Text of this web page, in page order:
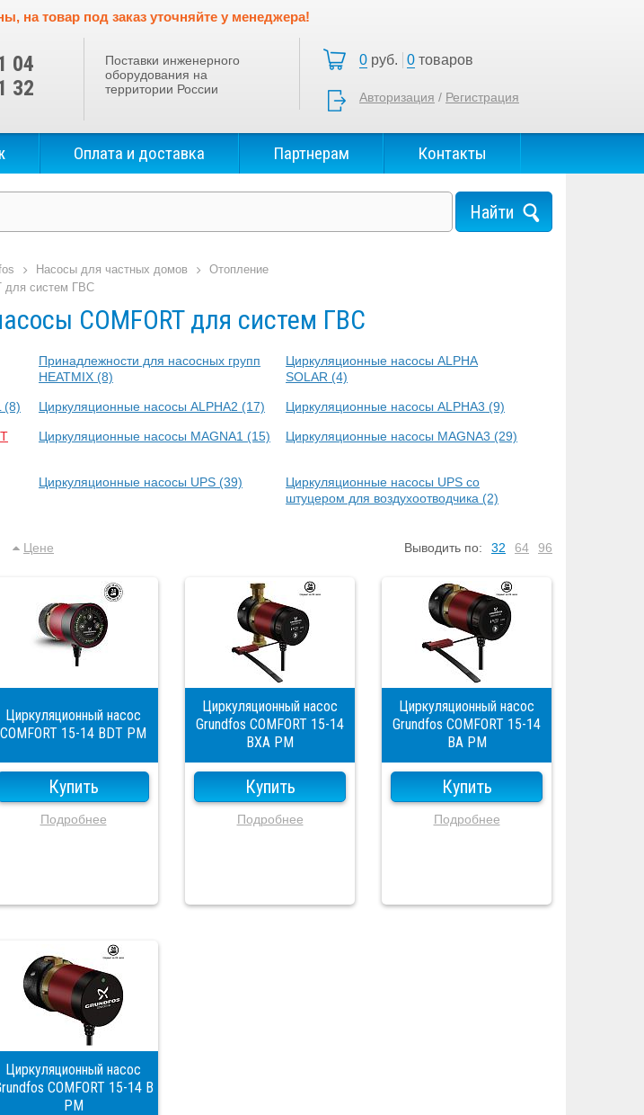
на товар под заказ уточняйте у менеджера!
04
32
Поставки инженерного
оборудования на
территории России
0 руб. 0 товаров
Авторизация / Регистрация
Оплата и доставка Партнерам Контакты
Насосы для частных домов
Отопление
для систем ГВС
COMFORT для систем ГВС
Принадлежности для насосных групп
HEATMIX (8)
Циркуляционные насосы ALPHA
SOLAR (4)
(8) Циркуляционные насосы ALPHA2 (17) Циркуляционные насосы ALPHA3 (9)
Циркуляционные насосы MAGNA1 (15) Циркуляционные насосы MAGNA3 (29)
Циркуляционные насосы UPS (39)
Циркуляционные насосы UPS со
штуцером для воздухоотводчика (2)
Цене Выводить по: 32 64 96
Циркуляционный насос
COMFORT 15-14 BDT PM
Купить
Подробнее
Циркуляционный насос
Grundfos COMFORT 15-14
BXA PM
Купить
Подробнее
Циркуляционный насос
Grundfos COMFORT 15-14
BA PM
Купить
Подробнее
Циркуляционный насос
COMFORT 15-14 B
PM